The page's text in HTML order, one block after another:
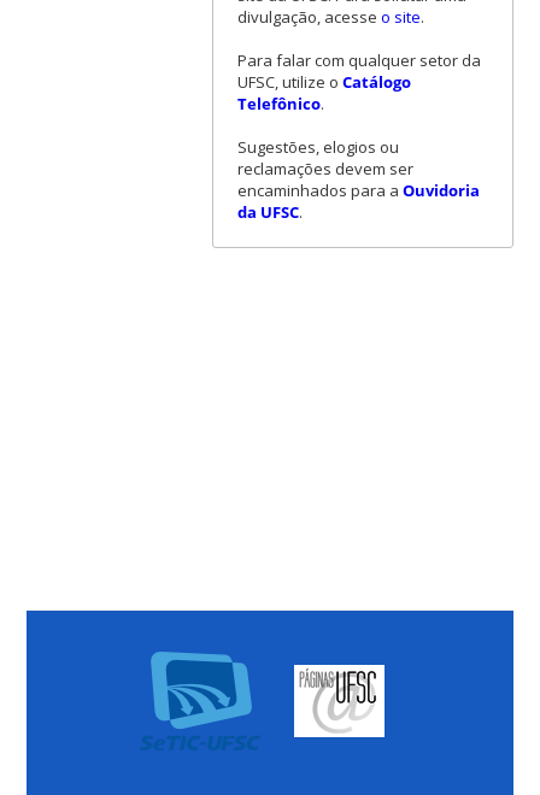
divulgação, acesse o site.
Para falar com qualquer setor da
UFSC, utilize o Catálogo
Telefônico.
Sugestões, elogios ou
reclamações devem ser
encaminhados para a Ouvidoria
da UFSC.